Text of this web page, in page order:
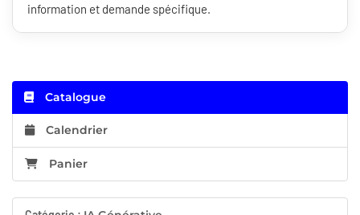
information et demande spécifique.
Catalogue
Calendrier
Panier